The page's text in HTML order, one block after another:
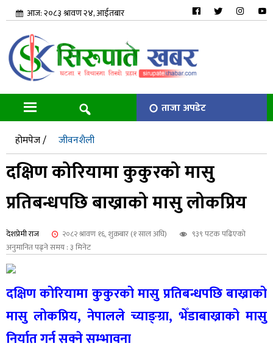
आज: २०८३ श्रावण २४, आईतबार
ताजा अपडेट
होमपेज /
जीवनशैली
दक्षिण कोरियामा कुकुरको मासु
प्रतिबन्धपछि बाख्राको मासु लोकप्रिय
देशप्रेमी राज २०८२ श्रावण १६, शुक्रबार (१ साल अघि)
९३९ पटक पढिएको
अनुमानित पढ्ने समय : ३ मिनेट
दक्षिण कोरियामा कुकुरको मासु प्रतिबन्धपछि बाख्राको
मासु लोकप्रिय, नेपालले च्याङ्ग्रा, भेँडाबाख्राको मासु
निर्यात गर्न सक्ने सम्भावना